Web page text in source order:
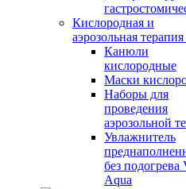
Кислородная и
аэрозольная терапия
Канюли
кислородные
Маски
Наборы для
проведения
аэрозольной
Увлажнитель
без подогрева
Aqua